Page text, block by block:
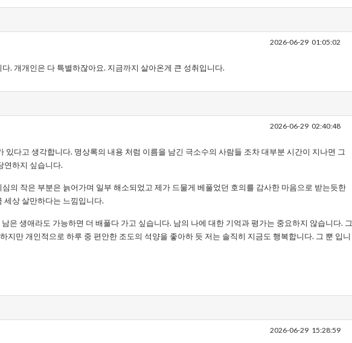
2026-06-29 01:05:02
. 개개인은 다 특별하잖아요. 지금까지 살아온게 큰 성취입니다.
2026-06-29 02:40:48
있다고 생각합니다. 명상록의 내용 처럼 이름을 남긴 극소수의 사람들 조차 대부분 시간이 지나면 그
연하지 싶습니다.
의 작은 부분은 늙어가며 일부 해소되었고 제가 드물게 베풀었던 호의를 감사한 마음으로 받는듯한
세상 살만하다는 느낌입니다.
은 생애라도 가능하면 더 배풀다 가고 싶습니다. 남의 나에 대한 기억과 평가는 중요하지 않습니다. 그
지만 개인적으로 하루 중 편안한 조도의 석양을 좋아하 듯 저는 솔직히 지금도 행복합니다. 그 뿐 입니
2026-06-29 15:28:59